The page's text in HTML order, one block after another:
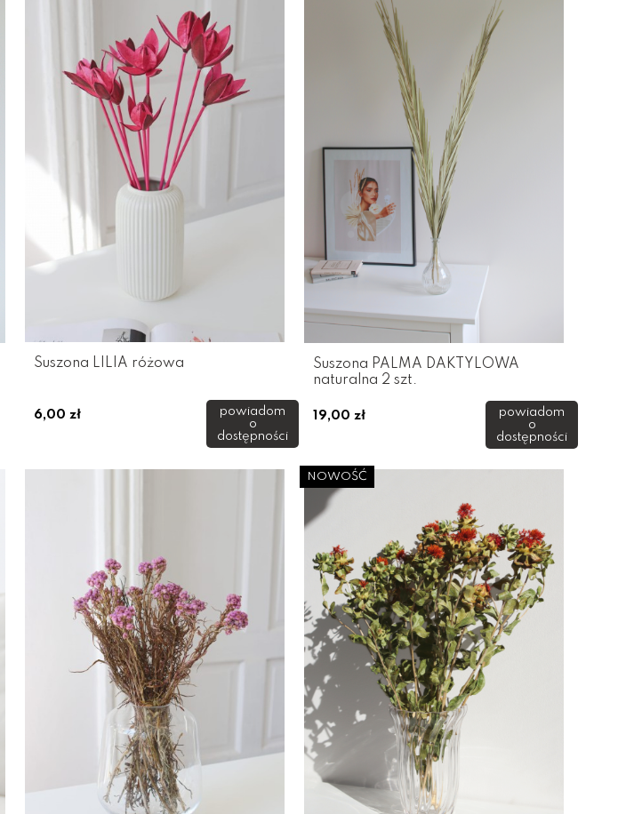
Suszona LILIA różowa
6,00 zł
powiadom
o
dostępności
Suszona PALMA DAKTYLOWA
naturalna 2 szt.
19,00 zł
powiadom
o
dostępności
NOWOŚĆ